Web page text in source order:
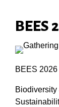
BEES
BEES